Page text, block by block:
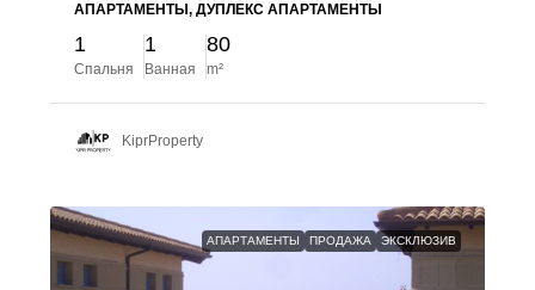
АПАРТАМЕНТЫ, ДУПЛЕКС АПАРТАМЕНТЫ
1
Спальня
1
Ванная
80
m²
KiprProperty
АПАРТАМЕНТЫ ПРОДАЖА ЭКСКЛЮЗИВ